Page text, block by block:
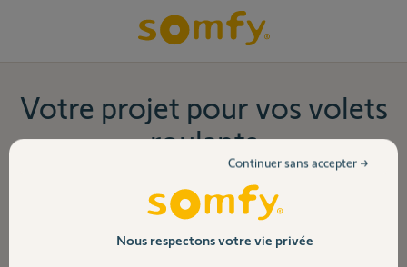
Votre projet pour vos volets
roulants
Vous avez un moteur en panne ou vous souhaitez
motoriser un volet roulant ?
adaptée.
Nous respectons votre vie privée
Continuer sans accepter →